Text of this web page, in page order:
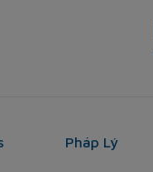
Pháp Lý